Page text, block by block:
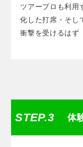
ツアープロも利用
化した打席・そし
衝撃を受けるはず
STEP.3 体